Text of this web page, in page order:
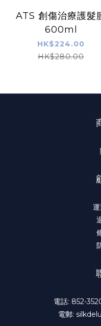
ATS 創傷治療護髮
600ml
HK$224.00
HK$280.00
電話: 852-
電郵: